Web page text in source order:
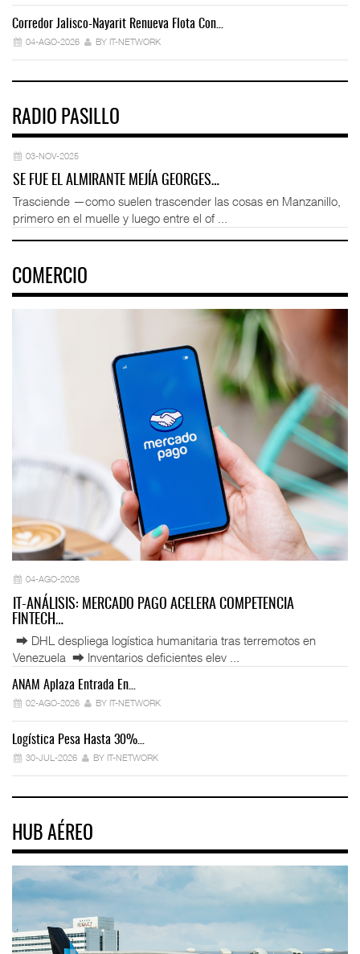
Corredor Jalisco-Nayarit Renueva Flota Con…
04-AGO-2026 BY IT-NETWORK
RADIO PASILLO
03-NOV-2025
SE FUE EL ALMIRANTE MEJÍA GEORGES…
Trasciende —como suelen trascender las cosas en Manzanillo,
primero en el muelle y luego entre el of ...
COMERCIO
04-AGO-2026
IT-ANÁLISIS: MERCADO PAGO ACELERA COMPETENCIA
FINTECH…
⮕ DHL despliega logística humanitaria tras terremotos en
Venezuela ⮕ Inventarios deficientes elev ...
ANAM Aplaza Entrada En…
02-AGO-2026 BY IT-NETWORK
Logística Pesa Hasta 30%…
30-JUL-2026 BY IT-NETWORK
HUB AÉREO